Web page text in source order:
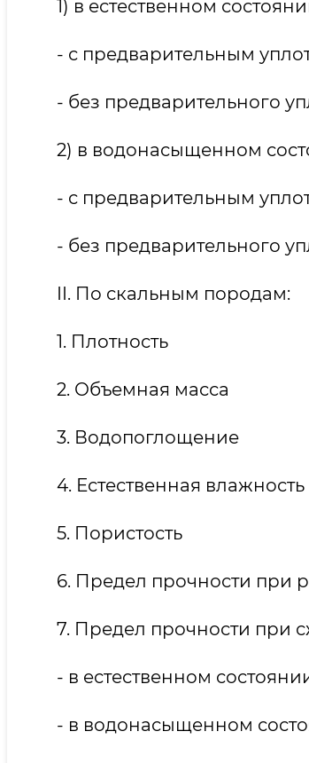
1) в естественном
- с предварительным
- без предварительного
2) в водонасыщенном
- с предварительным
- без предварительного
II. По скальным породам:
1. Плотность
2. Объемная масса
3. Водопоглощение
4. Естественная влажность
5. Пористость
6. Предел прочности при
7. Предел прочности при
- в естественном
- в водонасыщенном